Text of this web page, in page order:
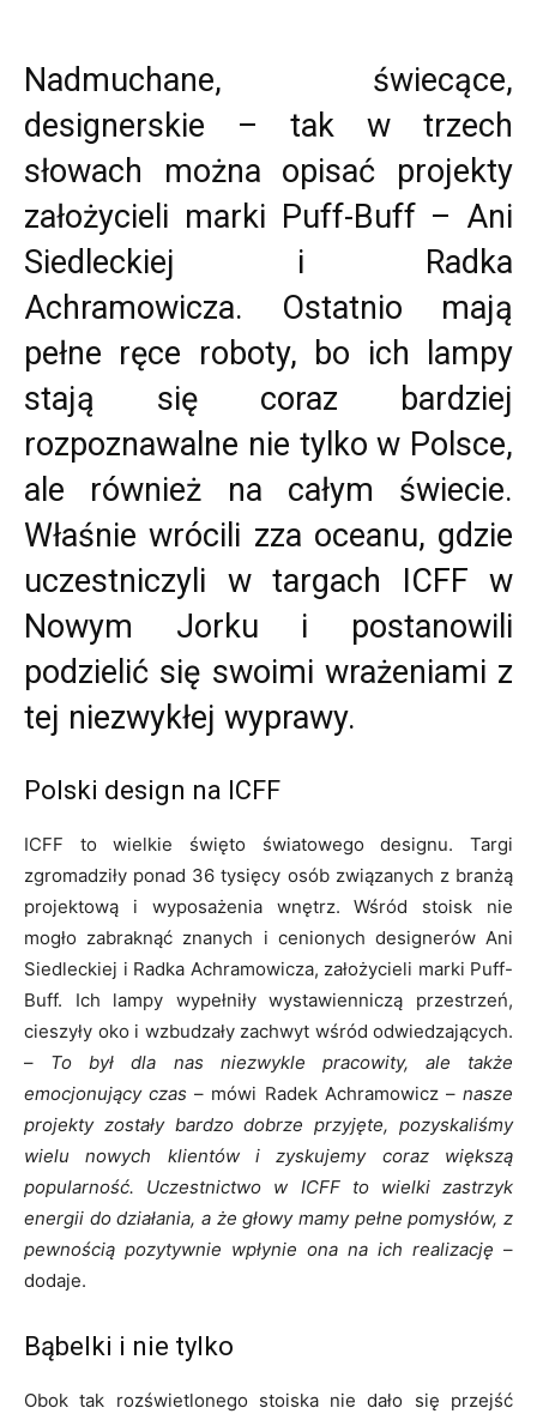
Nadmuchane, świecące,
designerskie – tak w trzech
słowach można opisać projekty
założycieli marki Puff-Buff – Ani
Siedleckiej i Radka
Achramowicza. Ostatnio mają
pełne ręce roboty, bo ich lampy
stają się coraz bardziej
rozpoznawalne nie tylko w Polsce,
ale również na całym świecie.
Właśnie wrócili zza oceanu, gdzie
uczestniczyli w targach ICFF w
Nowym Jorku i postanowili
podzielić się swoimi wrażeniami z
tej niezwykłej wyprawy.
Polski design na ICFF
ICFF to wielkie święto światowego designu. Targi
zgromadziły ponad 36 tysięcy osób związanych z branżą
projektową i wyposażenia wnętrz. Wśród stoisk nie
mogło zabraknąć znanych i cenionych designerów Ani
Siedleckiej i Radka Achramowicza, założycieli marki Puff-
Buff. Ich lampy wypełniły wystawienniczą przestrzeń,
cieszyły oko i wzbudzały zachwyt wśród odwiedzających.
– To był dla nas niezwykle pracowity, ale także
emocjonujący czas – mówi Radek Achramowicz –nasze
projekty zostały bardzo dobrze przyjęte, pozyskaliśmy
wielu nowych klientów i zyskujemy coraz większą
popularność. Uczestnictwo w ICFF to wielki zastrzyk
energii do działania, a że głowy mamy pełne pomysłów, z
pewnością pozytywnie wpłynie ona na ich realizację –
dodaje.
Bąbelki i nie tylko
Obok tak rozświetlonego stoiska nie dało się przejść